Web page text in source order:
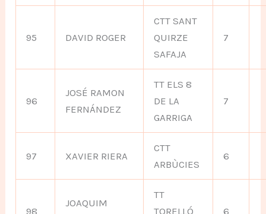
95 DAVID ROGER
CTT SANT
QUIRZE
SAFAJA
7
96
JOSÉ RAMON
FERNÁNDEZ
TT ELS 8
DE LA
GARRIGA
7
97 XAVIER RIERA
CTT
ARBÙCIES
6
98
JOAQUIM
TT
TORELLÓ
6